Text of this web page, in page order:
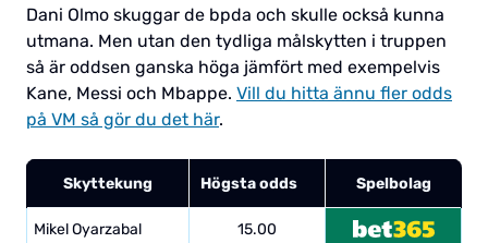
Dani Olmo skuggar de bpda och skulle också kunna
utmana. Men utan den tydliga målskytten i truppen
så är oddsen ganska höga jämfört med exempelvis
Kane, Messi och Mbappe. Vill du hitta ännu fler odds
på VM så gör du det här.
Skyttekung Högsta odds Spelbolag
Mikel Oyarzabal 15.00